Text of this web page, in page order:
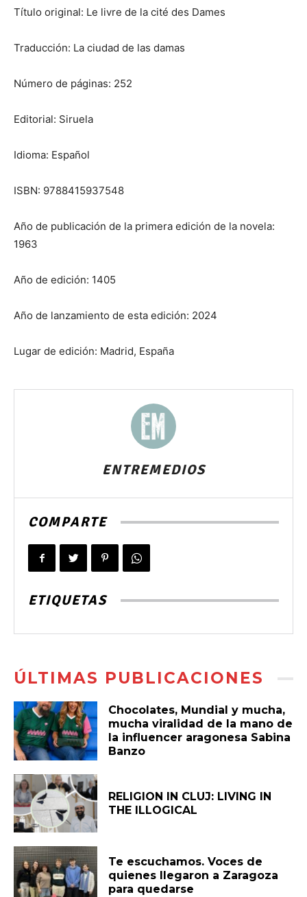
Título original: Le livre de la cité des Dames
Traducción: La ciudad de las damas
Número de páginas: 252
Editorial: Siruela
Idioma: Español
ISBN: 9788415937548
Año de publicación de la primera edición de la novela:
1963
Año de edición: 1405
Año de lanzamiento de esta edición: 2024
Lugar de edición: Madrid, España
ENTREMEDIOS
COMPARTE
ETIQUETAS
ÚLTIMAS PUBLICACIONES
Chocolates, Mundial y mucha,
mucha viralidad de la mano de
la influencer aragonesa Sabina
Banzo
RELIGION IN CLUJ: LIVING IN
THE ILLOGICAL
Te escuchamos. Voces de
quienes llegaron a Zaragoza
para quedarse